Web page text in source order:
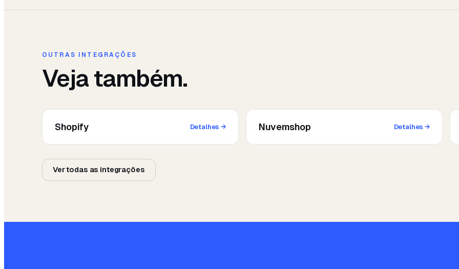
OUTRAS INTEGRAÇÕES
Veja também.
Shopify Detalhes→ Nuvemshop Detalhes→
Ver todas as integrações